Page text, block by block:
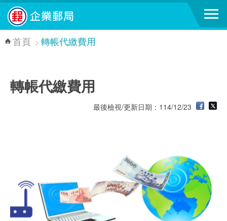
跳到主要內容區塊
首頁 > 轉帳代繳費用
轉帳代繳費用
最後檢視/更新日期：114/12/23